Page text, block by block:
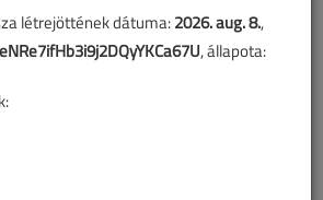
gázellátásának
századforduló
létrejöttének dátuma:2026. aug. 8.,
, állapota: